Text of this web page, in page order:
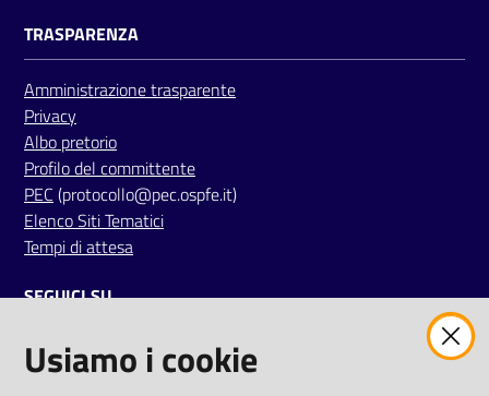
t
e
Fornitori
Seguici
su
TRASPARENZA
Amministrazione trasparente
Privacy
Albo pretorio
Profilo del committente
PEC (protocollo@pec.ospfe.it)
Elenco Siti Tematici
Tempi di attesa
SEGUICI SU
twitterfacebookyoutube
Usiamo i cookie